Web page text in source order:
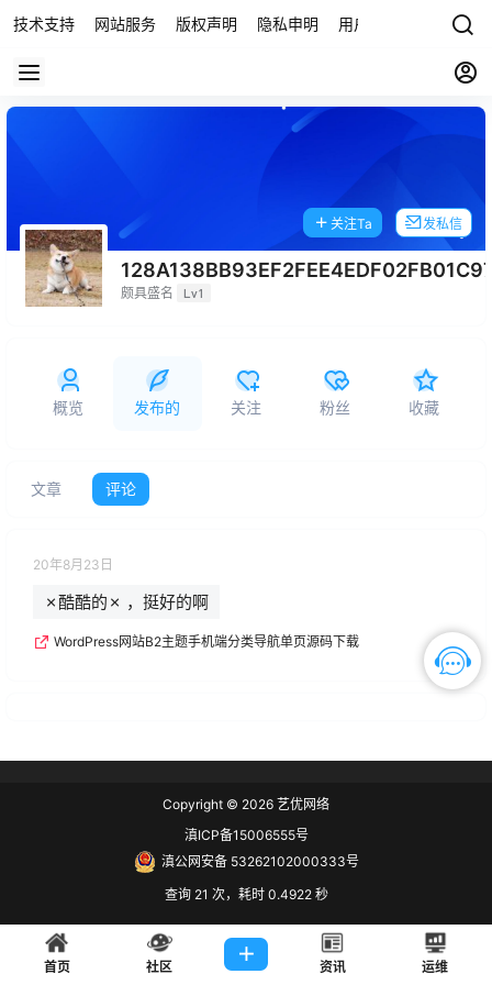
技术支持 网站服务 版权声明 隐私申明 用户协议 联系我们
颇具盛名 Lv1
关注Ta 发私信
概览 发布的 关注 粉丝 收藏
文章 评论
20年8月23日
✗酷酷的✗ ，挺好的啊
WordPress网站B2主题手机端分类导航单页源码下载
Copyright © 2026 艺优网络
滇ICP备15006555号
滇公网安备 53262102000333号
查询 21 次，耗时 0.4922 秒
首页 社区 资讯 运维